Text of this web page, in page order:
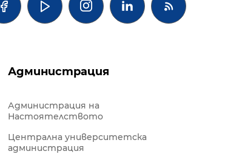
  
Администрация
Администрация на
Настоятелството
Централна университетска
администрация